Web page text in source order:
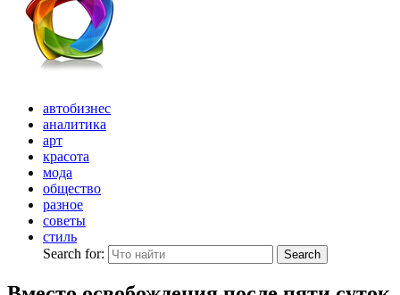
автобизнес
аналитика
арт
красота
мода
общество
разное
советы
стиль
Search for:
Search